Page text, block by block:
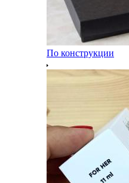
По конструкции